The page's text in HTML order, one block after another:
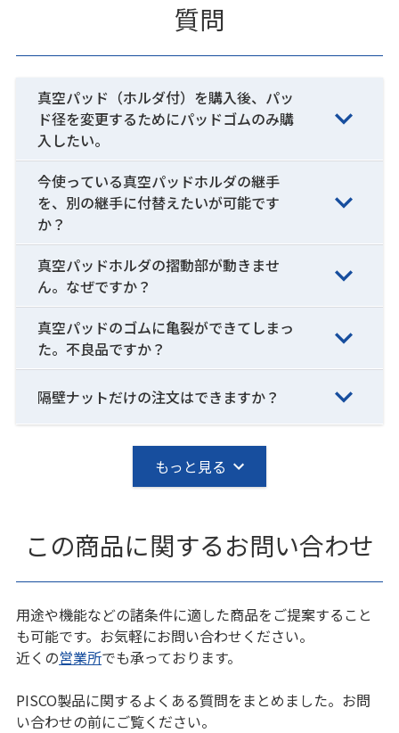
質問
真空パッド（ホルダ付）を購入後、パッ
ド径を変更するためにパッドゴムのみ購
入したい。
今使っている真空パッドホルダの継手
を、別の継手に付替えたいが可能です
か？
真空パッドホルダの摺動部が動きませ
ん。なぜですか？
真空パッドのゴムに亀裂ができてしまっ
た。不良品ですか？
隔壁ナットだけの注文はできますか？
もっと見る
この商品に関するお問い合わせ
用途や機能などの諸条件に適した商品をご提案すること
も可能です。お気軽にお問い合わせください。
近くの営業所でも承っております。
PISCO製品に関するよくある質問をまとめました。お問
い合わせの前にご覧ください。